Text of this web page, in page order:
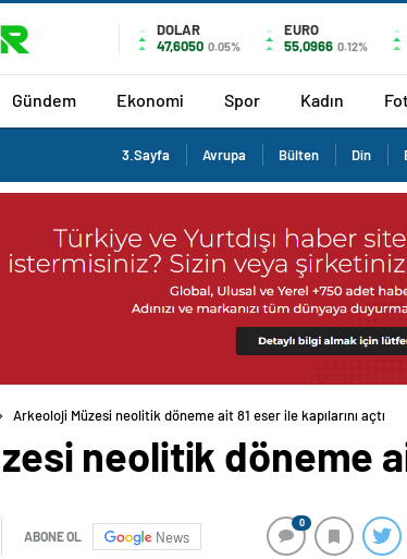
DOLAR
47,6050 0.05%
EURO
55,0966 0.12%
Gündem Ekonomi Spor Kadın
3.Sayfa Avrupa Bülten Din
Arkeoloji Müzesi neolitik döneme ait 81 eser ile kapılarını açtı
neolitik döneme
ABONE OL News
0